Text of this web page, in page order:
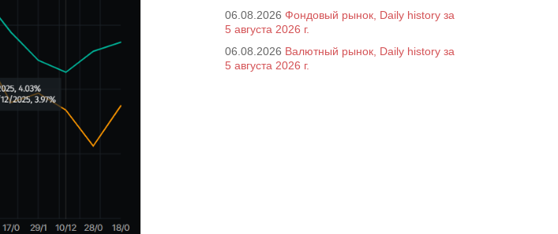
06.08.2026 Фондовый рынок, Daily history за
5 августа 2026 г.
06.08.2026 Валютный рынок, Daily history за
5 августа 2026 г.